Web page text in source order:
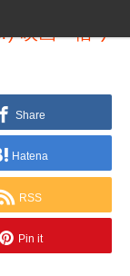
映画『借り
Share
Hatena
RSS
Pin it